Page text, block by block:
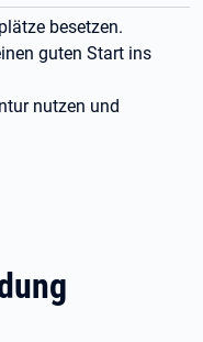
besetzen.
guten Start ins
nutzen und